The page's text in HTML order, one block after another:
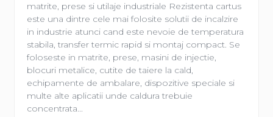
matrite, prese si utilaje industriale Rezistenta cartus
este una dintre cele mai folosite solutii de incalzire
in industrie atunci cand este nevoie de temperatura
stabila, transfer termic rapid si montaj compact. Se
foloseste in matrite, prese, masini de injectie,
blocuri metalice, cutite de taiere la cald,
echipamente de ambalare, dispozitive speciale si
multe alte aplicatii unde caldura trebuie
concentrata...